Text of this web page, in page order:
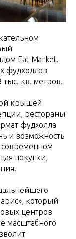
Eat Market.
фудхоллов
тыс. кв. метров.
крышей
рестораны
фудхолла
и возможность
современном
покупки,
который
центров
масштабного